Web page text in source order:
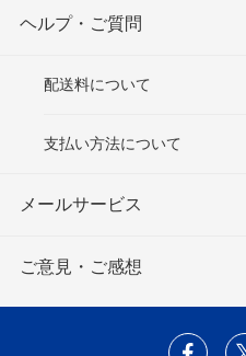
ヘルプ・ご質問
配送料について
支払い方法について
メールサービス
ご意見・ご感想